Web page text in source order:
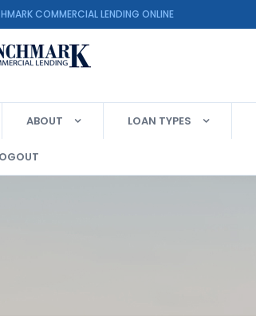
COMMERCIAL LENDING
ABOUT LOAN TYPES